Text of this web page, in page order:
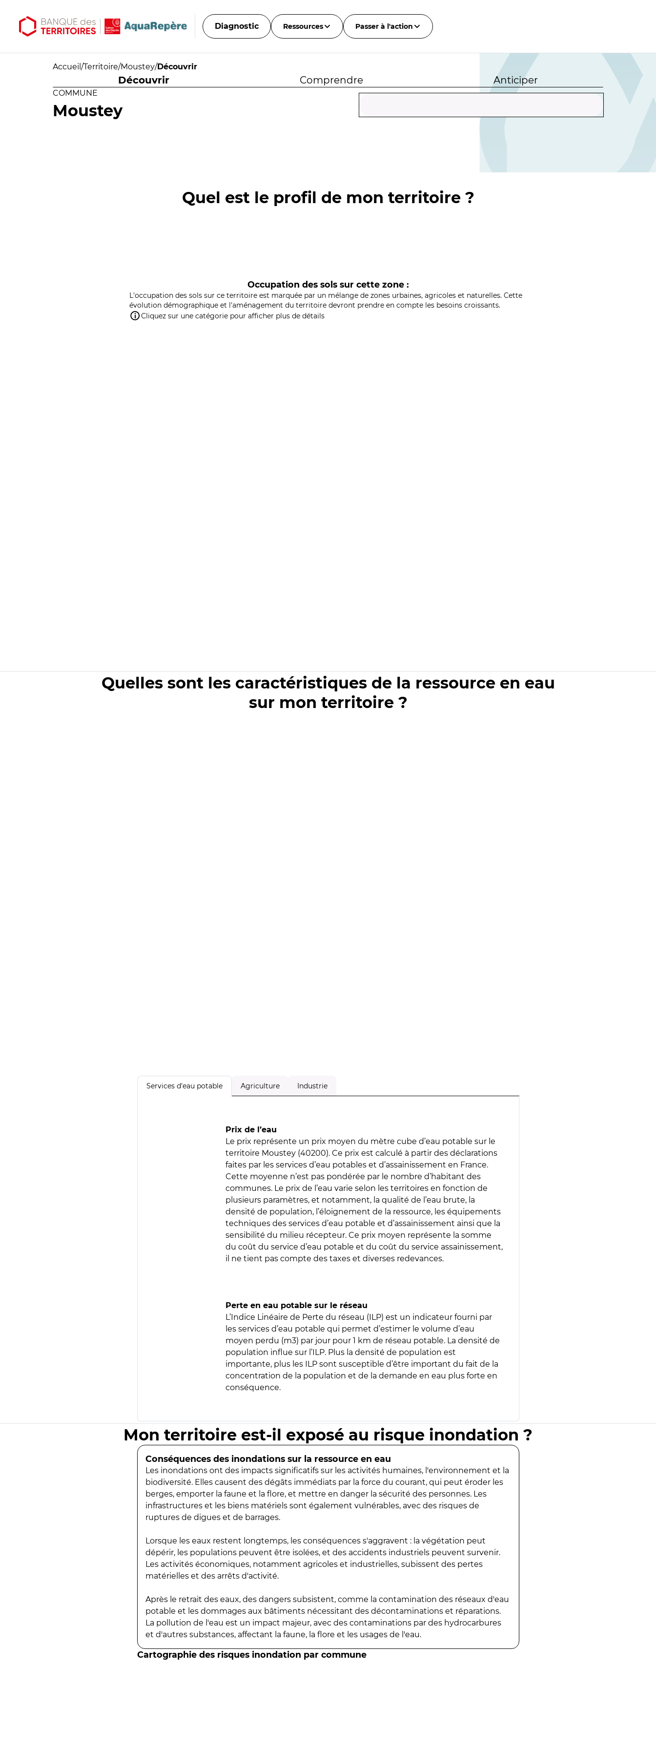
Diagnostic Ressources Passer à l'action
Accueil /Territoire/Moustey/Découvrir
Découvrir Comprendre Anticiper
COMMUNE
Moustey
Quel est le profil de mon territoire ?
Occupation des sols sur cette zone :
L'occupation des sols sur ce territoire est marquée par un mélange de zones urbaines, agricoles et naturelles. Cette
évolution démographique et l'aménagement du territoire devront prendre en compte les besoins croissants.
Cliquez sur une catégorie pour afficher plus de détails
Quelles sont les caractéristiques de la ressource en eau
sur mon territoire ?
Services d'eau potable Agriculture Industrie
Prix de l’eau
Le prix représente un prix moyen du mètre cube d’eau potable sur le
territoire Moustey (40200). Ce prix est calculé à partir des déclarations
faites par les services d’eau potables et d’assainissement en France.
Cette moyenne n’est pas pondérée par le nombre d’habitant des
communes. Le prix de l’eau varie selon les territoires en fonction de
plusieurs paramètres, et notamment, la qualité de l’eau brute, la
densité de population, l’éloignement de la ressource, les équipements
techniques des services d’eau potable et d’assainissement ainsi que la
sensibilité du milieu récepteur. Ce prix moyen représente la somme
du coût du service d’eau potable et du coût du service assainissement,
il ne tient pas compte des taxes et diverses redevances.
Perte en eau potable sur le réseau
L’Indice Linéaire de Perte du réseau (ILP) est un indicateur fourni par
les services d’eau potable qui permet d’estimer le volume d’eau
moyen perdu (m3) par jour pour 1 km de réseau potable. La densité de
population influe sur l’ILP. Plus la densité de population est
importante, plus les ILP sont susceptible d’être important du fait de la
concentration de la population et de la demande en eau plus forte en
conséquence.
Mon territoire est-il exposé au risque inondation ?
Conséquences des inondations sur la ressource en eau
Les inondations ont des impacts significatifs sur les activités humaines, l'environnement et la
biodiversité. Elles causent des dégâts immédiats par la force du courant, qui peut éroder les
berges, emporter la faune et la flore, et mettre en danger la sécurité des personnes. Les
infrastructures et les biens matériels sont également vulnérables, avec des risques de
ruptures de digues et de barrages.
Lorsque les eaux restent longtemps, les conséquences s'aggravent : la végétation peut
dépérir, les populations peuvent être isolées, et des accidents industriels peuvent survenir.
Les activités économiques, notamment agricoles et industrielles, subissent des pertes
matérielles et des arrêts d'activité.
Après le retrait des eaux, des dangers subsistent, comme la contamination des réseaux d'eau
potable et les dommages aux bâtiments nécessitant des décontaminations et réparations.
La pollution de l'eau est un impact majeur, avec des contaminations par des hydrocarbures
et d'autres substances, affectant la faune, la flore et les usages de l'eau.
Cartographie des risques inondation par commune